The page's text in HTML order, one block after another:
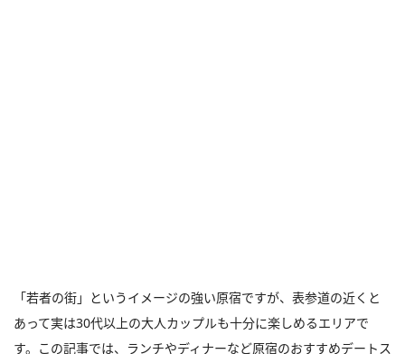
「若者の街」というイメージの強い原宿ですが、表参道の近くと
あって実は30代以上の大人カップルも十分に楽しめるエリアで
す。この記事では、ランチやディナーなど原宿のおすすめデートス